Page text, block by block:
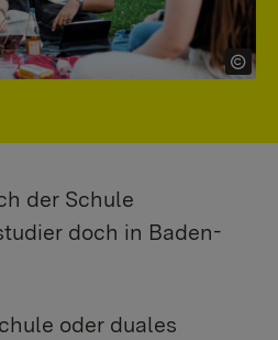
der Schule
doch in Baden-
oder duales